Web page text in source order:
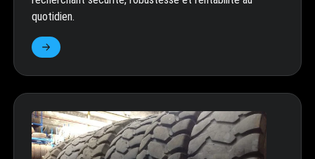
quotidien.